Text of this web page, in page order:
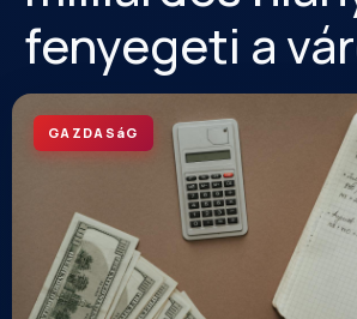
fenyegeti a
GAZDASáG